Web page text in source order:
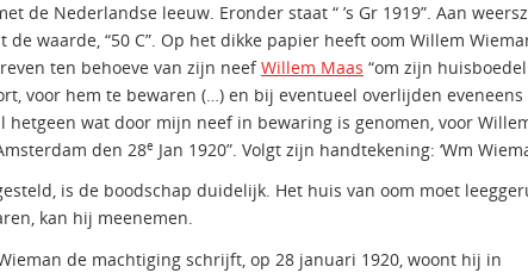
de Nederlandse leeuw. Eronder staat “ ’s Gr 1919”. Aan
de waarde, “50 C”. Op het dikke papier heeft oom Willem
ten behoeve van zijn neefWillem Maas “om zijn
voor hem te bewaren (…) en bij eventueel overlijden eveneens
hetgeen wat door mijn neef in bewaring is genomen, voor
den 28e Jan 1920”. Volgt zijn handtekening: ‘Wm
is de boodschap duidelijk. Het huis van oom moet
kan hij meenemen.
de machtiging schrijft, op 28 januari 1920, woont hij in